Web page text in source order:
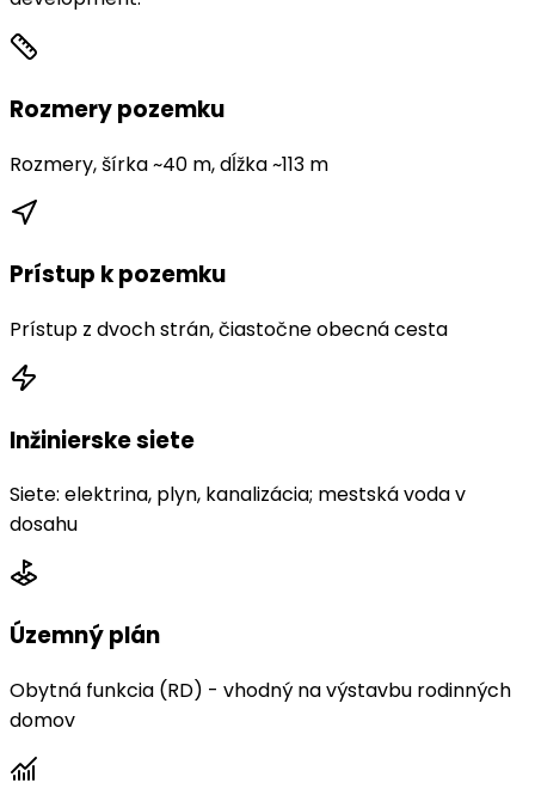
Rozmery pozemku
Rozmery, šírka ~40 m, dĺžka ~113 m
Prístup k pozemku
Prístup z dvoch strán, čiastočne obecná cesta
Inžinierske siete
Siete: elektrina, plyn, kanalizácia; mestská voda v
dosahu
Územný plán
Obytná funkcia (RD) - vhodný na výstavbu rodinných
domov